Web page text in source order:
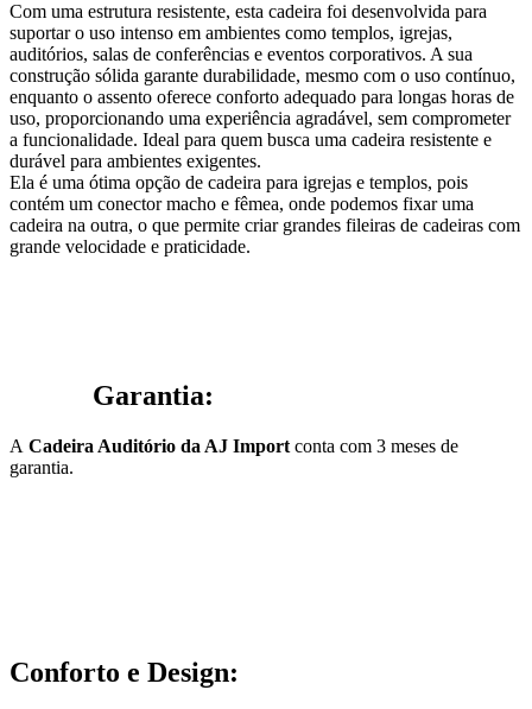
Com uma estrutura resistente, esta cadeira foi desenvolvida para
suportar o uso intenso em ambientes como templos, igrejas,
auditórios, salas de conferências e eventos corporativos. A sua
construção sólida garante durabilidade, mesmo com o uso contínuo,
enquanto o assento oferece conforto adequado para longas horas de
uso, proporcionando uma experiência agradável, sem comprometer
a funcionalidade. Ideal para quem busca uma cadeira resistente e
durável para ambientes exigentes.
Ela é uma ótima opção de cadeira para igrejas e templos, pois
contém um conector macho e fêmea, onde podemos fixar uma
cadeira na outra, o que permite criar grandes fileiras de cadeiras com
grande velocidade e praticidade.
Garantia:
A Cadeira Auditório da AJ Import conta com 3 meses de
garantia.
Conforto e Design: